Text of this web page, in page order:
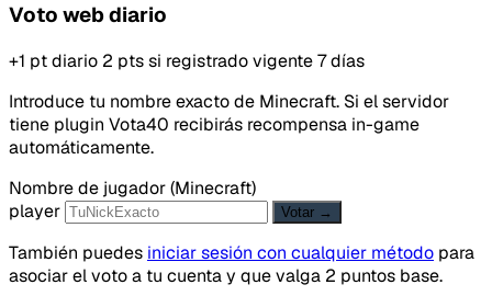
Voto web diario
+1 pt diario 2 pts si registradovigente 7 días
Introduce tu nombre exacto de Minecraft. Si el servidor
tiene plugin Vota40 recibirás recompensa in-game
automáticamente.
Nombre de jugador (Minecraft)
player
Votar →
También puedes iniciar sesión con cualquier método para
asociar el voto a tu cuenta y que valga 2 puntos base.